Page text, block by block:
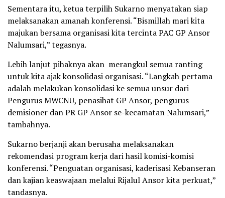
Sementara itu, ketua terpilih Sukarno menyatakan siap
melaksanakan amanah konferensi. “Bismillah mari kita
majukan bersama organisasi kita tercinta PAC GP Ansor
Nalumsari,” tegasnya.
Lebih lanjut pihaknya akan merangkul semua ranting
untuk kita ajak konsolidasi organisasi. “Langkah pertama
adalah melakukan konsolidasi ke semua unsur dari
Pengurus MWCNU, penasihat GP Ansor, pengurus
demisioner dan PR GP Ansor se-kecamatan Nalumsari,”
tambahnya.
Sukarno berjanji akan berusaha melaksanakan
rekomendasi program kerja dari hasil komisi-komisi
konferensi. “Penguatan organisasi, kaderisasi Kebanseran
dan kajian keaswajaan melalui Rijalul Ansor kita perkuat,”
tandasnya.